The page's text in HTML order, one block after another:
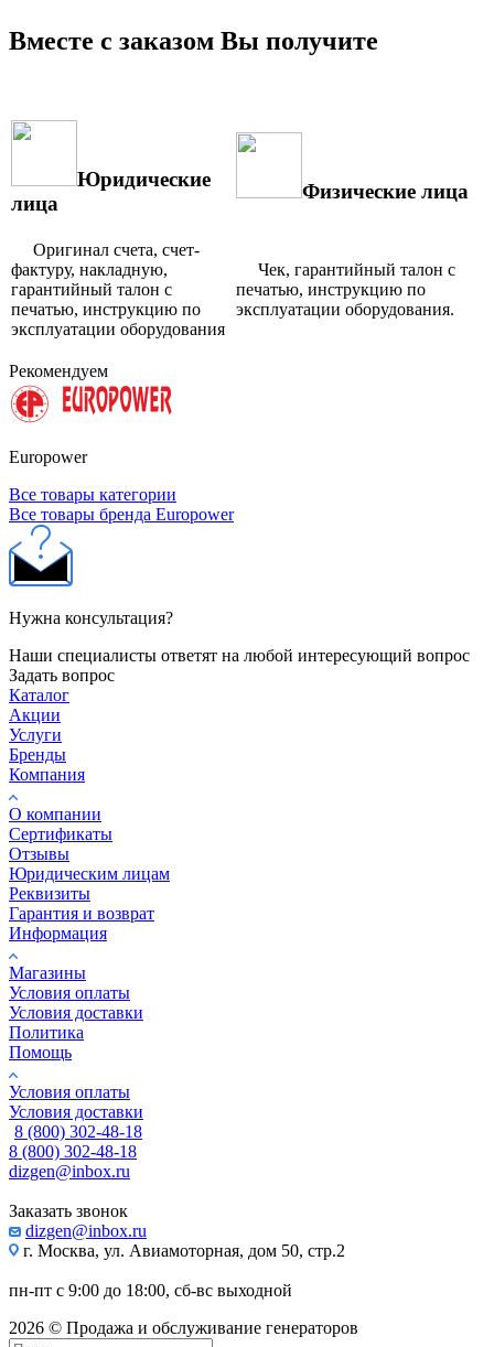
Вместе с заказом Вы получите
Юридические
лица
Физические лица
Оригинал счета, счет-
фактуру, накладную,
гарантийный талон с
печатью, инструкцию по
эксплуатации оборудования
Чек, гарантийный талон с
печатью, инструкцию по
эксплуатации оборудования.
Рекомендуем
Europower
Все товары категории
Все товары бренда Europower
Нужна консультация?
Наши специалисты ответят на любой интересующий вопрос
Задать вопрос
Каталог
Акции
Услуги
Бренды
Компания
О компании
Сертификаты
Отзывы
Юридическим лицам
Реквизиты
Гарантия и возврат
Информация
Магазины
Условия оплаты
Условия доставки
Политика
Помощь
Условия оплаты
Условия доставки
8 (800) 302-48-18
8 (800) 302-48-18
dizgen@inbox.ru
Заказать звонок
dizgen@inbox.ru
г. Москва, ул. Авиамоторная, дом 50, стр.2
пн-пт с 9:00 до 18:00, сб-вс выходной
2026 © Продажа и обслуживание генераторов